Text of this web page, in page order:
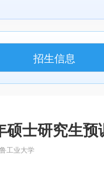
招生信息
士研究生预
工业大学